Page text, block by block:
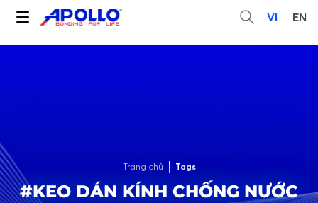
VI EN
Trang chủ Tags
#KEO DÁN KÍNH CHỐNG NƯỚC